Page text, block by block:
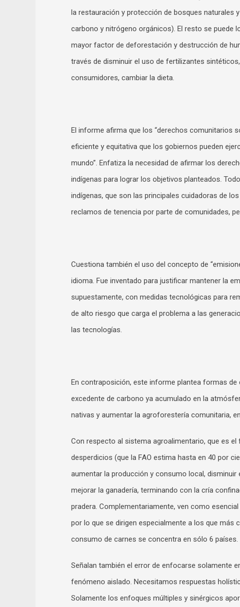
la restauración y protección de bosques naturales
carbono y nitrógeno orgánicos). El resto se puede
mayor factor de deforestación y destrucción de
través de disminuir el uso de fertilizantes
consumidores, cambiar la dieta.
El informe afirma que los “derechos comunitarios
eficiente y equitativa que los gobiernos pueden
mundo”. Enfatiza la necesidad de afirmar los
indígenas para lograr los objetivos planteados.
indígenas, que son las principales cuidadoras de
reclamos de tenencia por parte de comunidades,
Cuestiona también el uso del concepto de
idioma. Fue inventado para justificar mantener la
supuestamente, con medidas tecnológicas para
de alto riesgo que carga el problema a las
las tecnologías.
En contraposición, este informe plantea formas de
excedente de carbono ya acumulado en la
nativas y aumentar la agroforestería comunitaria,
Con respecto al sistema agroalimentario, que es
desperdicios (que la FAO estima hasta en 40 por
aumentar la producción y consumo local,
mejorar la ganadería, terminando con la cría
pradera. Complementariamente, ven como
por lo que se dirigen especialmente a los que más
consumo de carnes se concentra en sólo 6 países.
Señalan también el error de enfocarse solamente
fenómeno aislado. Necesitamos respuestas
Solamente los enfoques múltiples y sinérgicos